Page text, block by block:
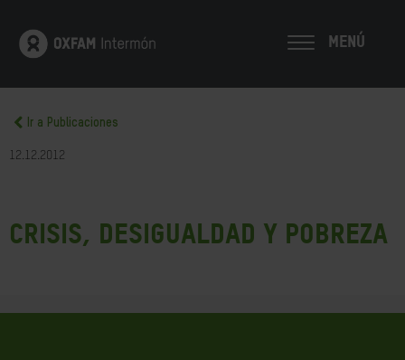
MENÚ
Ir a Publicaciones
12.12.2012
Crisis, desigualdad y pobreza